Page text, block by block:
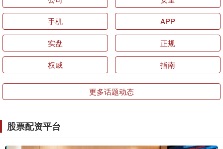
手机 APP
实盘 正规
权威 指南
更多话题动态
股票配资平台